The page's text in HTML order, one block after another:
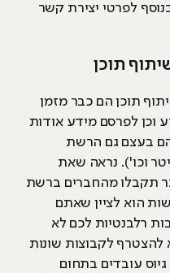
לפרטי יצירת קשר
תוכן
תוכן הם כבר מזמן
וכן לפרסם מידע אודות
הם בעצם גם הרשת
וכו'). נראה שאת
תקבלו מהחברים ברשת
הוא לציין שאתם
רלבנטיות לכם לא
להצטרף לקבוצות שונות
עובדים בתחום